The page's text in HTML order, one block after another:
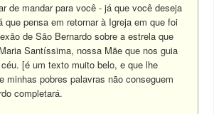
de mandar para você - já que você deseja
que pensa em retornar à Igreja em que foi
de São Bernardo sobre a estrela que
Santíssima, nossa Mãe que nos guia
[é um texto muito belo, e que lhe
minhas pobres palavras não conseguem
completará.